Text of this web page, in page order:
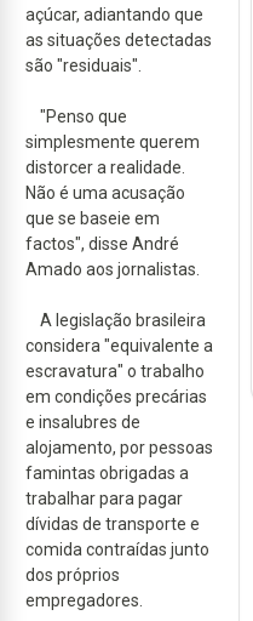
açúcar, adiantando que
as situações detectadas
são "residuais".
"Penso que
simplesmente querem
distorcer a realidade.
Não é uma acusação
que se baseie em
factos", disse André
Amado aos jornalistas.
A legislação brasileira
considera "equivalente a
escravatura" o trabalho
em condições precárias
e insalubres de
alojamento, por pessoas
famintas obrigadas a
trabalhar para pagar
dívidas de transporte e
comida contraídas junto
dos próprios
empregadores.